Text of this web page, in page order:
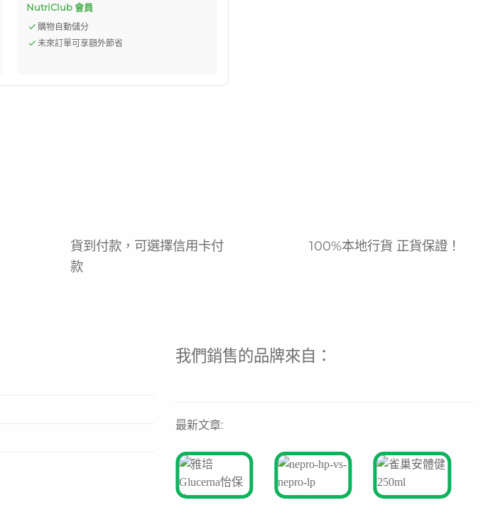
NutriClub 會員
購物自動儲分
未來訂單可享額外節省
貨到付款，可選擇信用卡付
款
100%本地行貨 正貨保證！
我們銷售的品牌來自：
最新文章: